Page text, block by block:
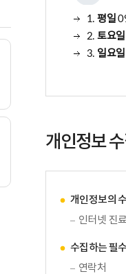
1.평일
2.토요
3. 일요
개인정보
개인정보의
인터넷 진
수집하는 필
연락처